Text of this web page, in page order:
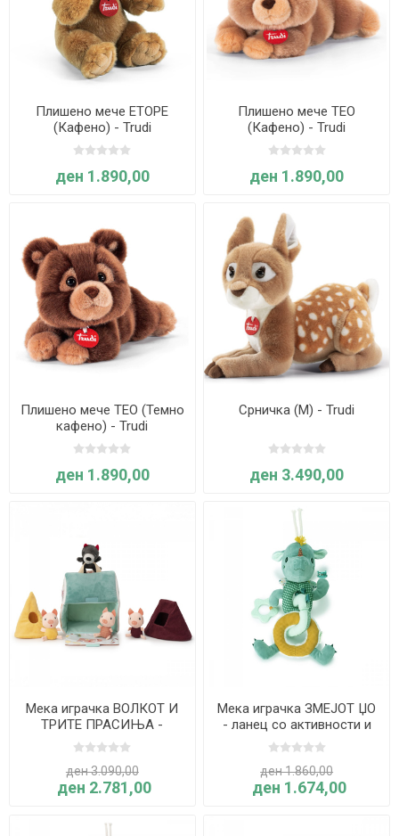
Плишено мече ЕТОРЕ
(Кафено) - Trudi
ден 1.890,00
Плишено мече ТЕО
(Кафено) - Trudi
ден 1.890,00
Плишено мече ТЕО (Темно
кафено) - Trudi
ден 1.890,00
Срничка (M) - Trudi
ден 3.490,00
Мека играчка ВОЛКОТ И
ТРИТЕ ПРАСИЊА -
Lilliputiens
ден 3.090,00
ден 2.781,00
Мека играчка ЗМЕЈОТ ЏО
- ланец со активности и
глодалка - Lilliputiens
ден 1.860,00
ден 1.674,00